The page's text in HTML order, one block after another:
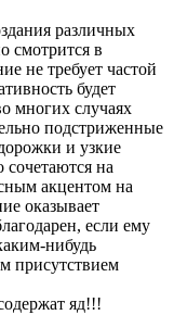
различных
смотрится в
не требует частой
будет
многих случаях
подстриженные
и узкие
сочетаются на
акцентом на
оказывает
если ему
нибудь
присутствием
яд!!!